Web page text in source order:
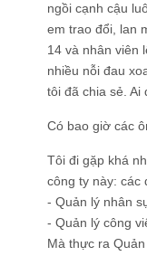
ngồi cạnh cậu
em trao đổi, lan
14 và nhân viên
nhiều nỗi đau
tôi đã chia sẻ. Ai
Có bao giờ các
Tôi đi gặp khá
công ty này: các
- Quản lý nhân
- Quản lý công
Mà thực ra